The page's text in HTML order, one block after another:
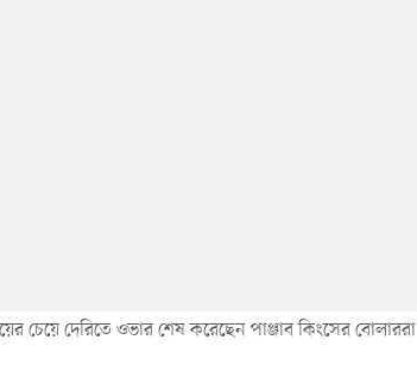
চেয়ে দেরিতে ওভার শেষ করেছেন পাঞ্জাব কিংসের বোলাররা